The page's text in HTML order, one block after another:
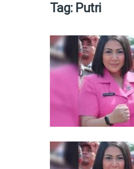
Tag: Putri